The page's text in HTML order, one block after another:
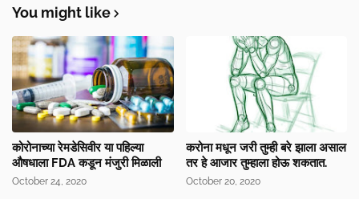
You might like
कोरोनाच्या रेमडेसिवीर या पहिल्या
औषधाला FDA कडून मंजुरी मिळाली
October 24, 2020
करोना मधून जरी तुम्ही बरे झाला असाल
तर हे आजार तुम्हाला होऊ शकतात.
October 20, 2020